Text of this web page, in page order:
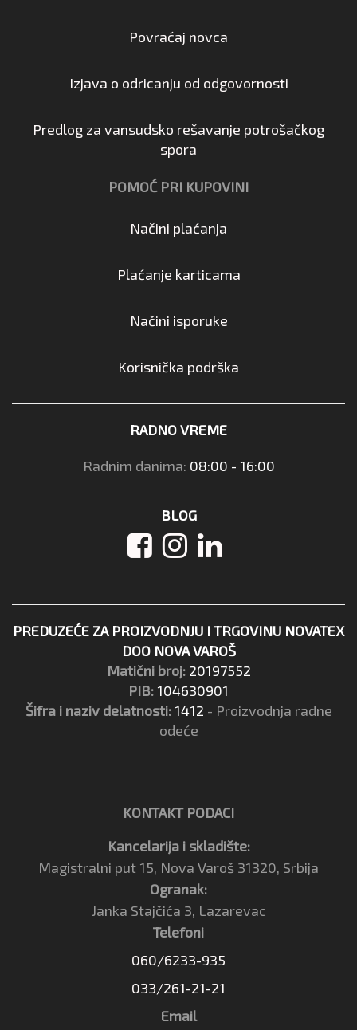
Povraćaj novca
Izjava o odricanju od odgovornosti
Predlog za vansudsko rešavanje potrošačkog
spora
POMOĆ PRI KUPOVINI
Načini plaćanja
Plaćanje karticama
Načini isporuke
Korisnička podrška
RADNO VREME
Radnim danima: 08:00 - 16:00
BLOG
PREDUZEĆE ZA PROIZVODNJU I TRGOVINU NOVATEX
DOO NOVA VAROŠ
Matični broj: 20197552
PIB: 104630901
Šifra i naziv delatnosti: 1412 - Proizvodnja radne
odeće
KONTAKT PODACI
Kancelarija i skladište:
Magistralni put 15, Nova Varoš 31320, Srbija
Ogranak:
Janka Stajčića 3, Lazarevac
Telefoni
060/6233-935
033/261-21-21
Email